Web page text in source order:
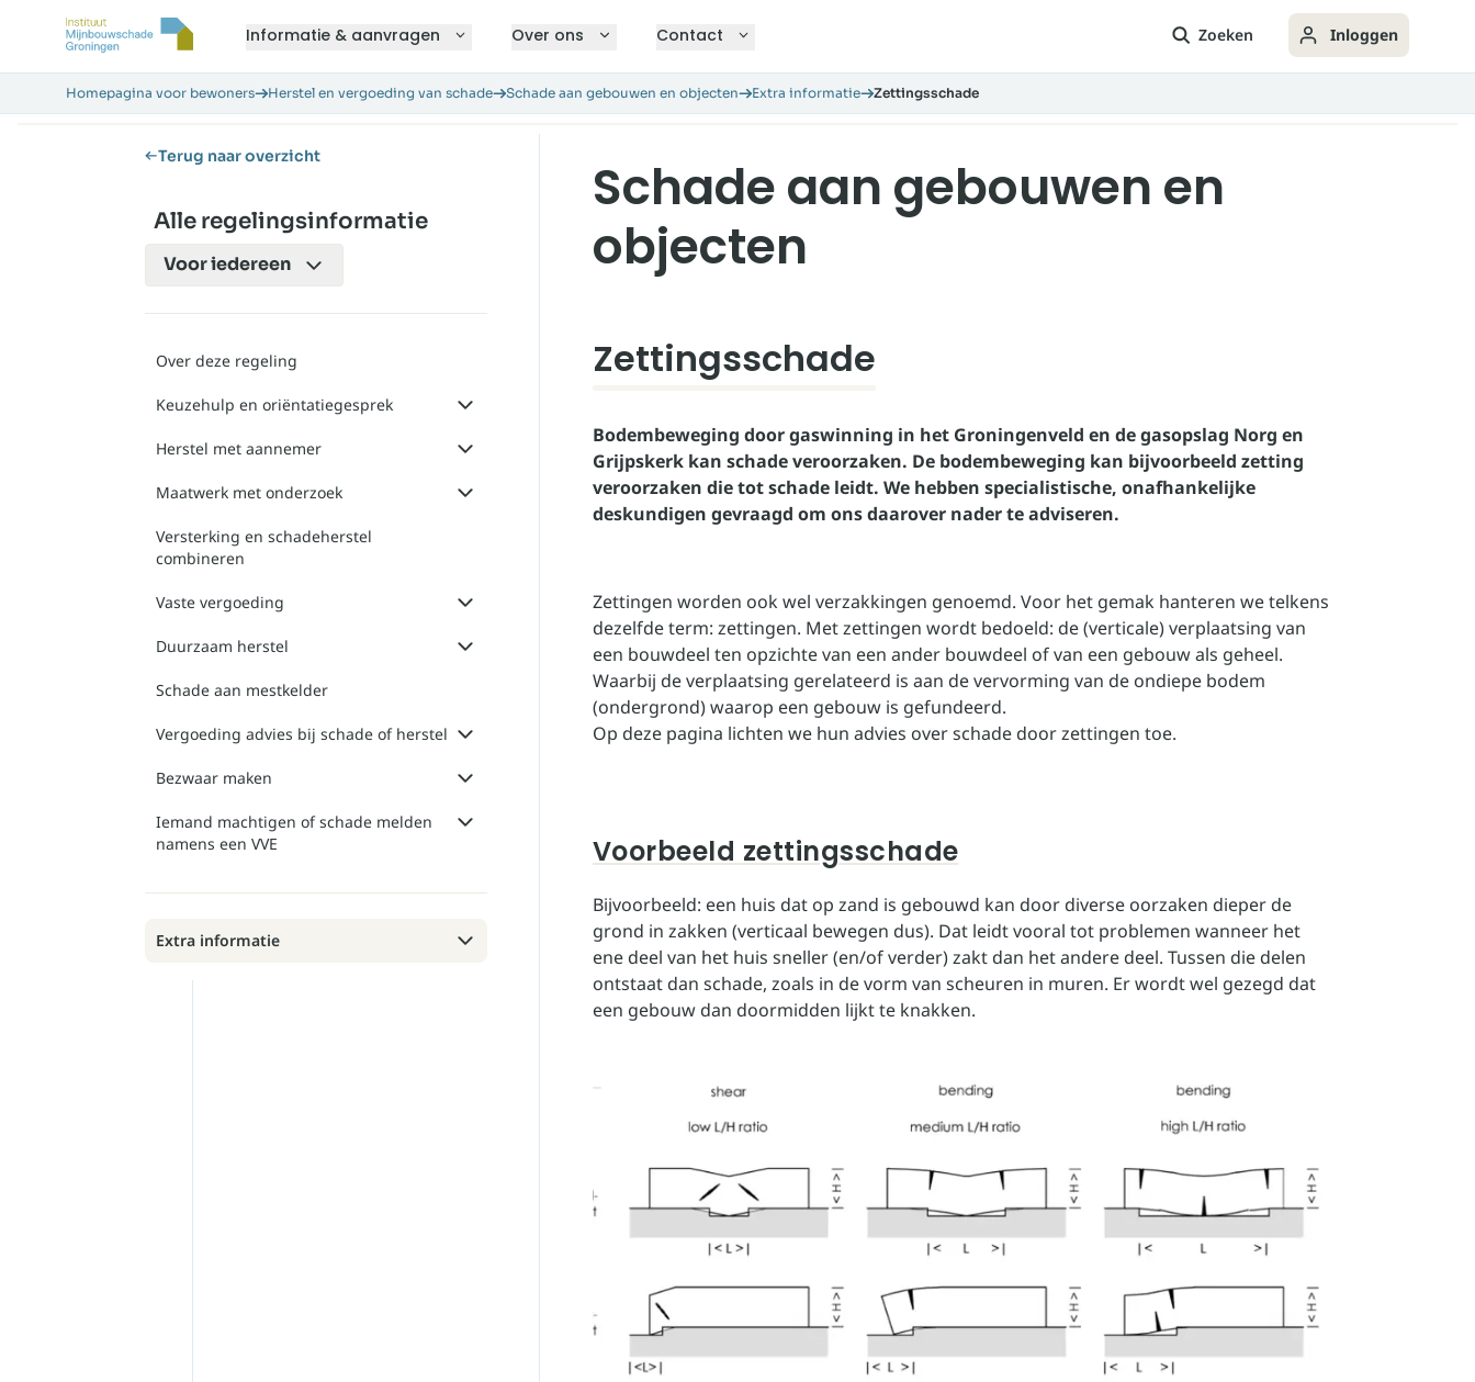
Informatie & aanvragen Over ons Contact Zoeken Inloggen
Homepagina voor bewoners Herstel en vergoeding van schade Schade aan gebouwen en objecten Extra informatie Zettingsschade
Terug naar overzicht
Alle regelingsinformatie
Vooriedereen
Over deze regeling
Keuzehulp en oriëntatiegesprek
Herstel met aannemer
Maatwerk met onderzoek
Versterking en schadeherstel
combineren
Vaste vergoeding
Duurzaam herstel
Schade aan mestkelder
Vergoeding advies bij schade of herstel
Bezwaar maken
Iemand machtigen of schade melden
namens een VVE
Extra informatie
Schade aan gebouwen en
objecten
Zettingsschade
Bodembeweging door gaswinning in het Groningenveld en de gasopslag Norg en
Grijpskerk kan schade veroorzaken. De bodembeweging kan bijvoorbeeld zetting
veroorzaken die tot schade leidt. We hebben specialistische, onafhankelijke
deskundigen gevraagd om ons daarover nader te adviseren.
Zettingen worden ook wel verzakkingen genoemd. Voor het gemak hanteren we telkens
dezelfde term: zettingen. Met zettingen wordt bedoeld: de (verticale) verplaatsing van
een bouwdeel ten opzichte van een ander bouwdeel of van een gebouw als geheel.
Waarbij de verplaatsing gerelateerd is aan de vervorming van de ondiepe bodem
(ondergrond) waarop een gebouw is gefundeerd.
Op deze pagina lichten we hun advies over schade door zettingen toe.
Voorbeeld zettingsschade
Bijvoorbeeld: een huis dat op zand is gebouwd kan door diverse oorzaken dieper de
grond in zakken (verticaal bewegen dus). Dat leidt vooral tot problemen wanneer het
ene deel van het huis sneller (en/of verder) zakt dan het andere deel. Tussen die delen
ontstaat dan schade, zoals in de vorm van scheuren in muren. Er wordt wel gezegd dat
een gebouw dan doormidden lijkt te knakken.